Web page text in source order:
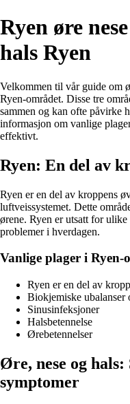
Ryen øre
hals Ryen
Velkommen til vår guide om
Ryen-området. Disse tre
sammen og kan ofte påvirke
informasjon om vanlige
effektivt.
Ryen: En del av
Ryen er en del av kroppens
luftveissystemet. Dette
ørene. Ryen er utsatt for
problemer i hverdagen.
Vanlige plager i
Ryen er en del av
Biokjemiske ubalanser
Sinusinfeksjoner
Halsbetennelse
Ørebetennelser
Øre, nese og hals:
symptomer